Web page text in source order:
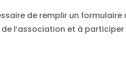
de remplir un
l’association et à